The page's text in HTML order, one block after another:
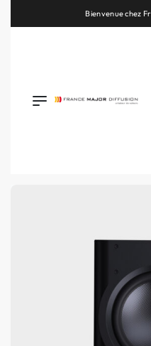
Retrouvez les plus belles marques